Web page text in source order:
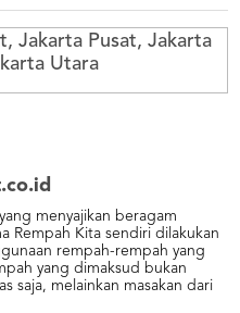
Jakarta Pusat, Jakarta
Utara
menyajikan beragam
Rempah Kita sendiri dilakukan
rempah-rempah yang
yang dimaksud bukan
saja, melainkan masakan dari